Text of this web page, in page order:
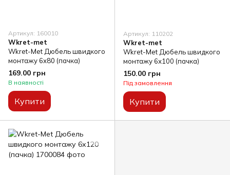
Артикул: 160010
Wkret-met
Wkret-Met Дюбель швидкого
монтажу 6х80 (пачка)
169.00 грн
В наявності
Купити
Артикул: 110202
Wkret-met
Wkret-Met Дюбель швидкого
монтажу 6х100 (пачка)
150.00 грн
Під замовлення
Купити